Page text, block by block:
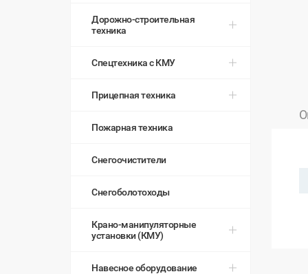
Дорожно-строительная
техника
Спецтехника с КМУ
Прицепная техника
Пожарная техника
Снегоочистители
Снегоболотоходы
Крано-манипуляторные
установки (КМУ)
Навесное оборудование